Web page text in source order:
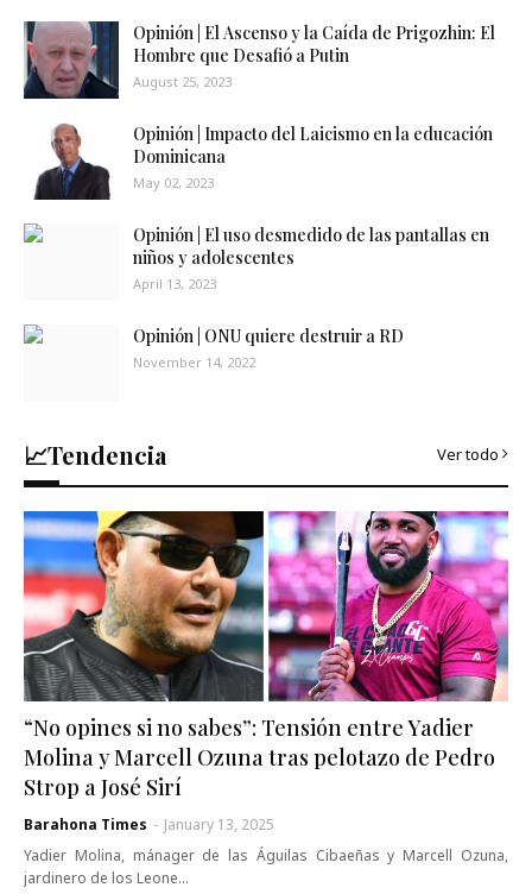
Opinión | El Ascenso y la Caída de Prigozhin: El
Hombre que Desafió a Putin
August 25, 2023
Opinión | Impacto del Laicismo en la educación
Dominicana
May 02, 2023
Opinión | El uso desmedido de las pantallas en
niños y adolescentes
April 13, 2023
Opinión | ONU quiere destruir a RD
November 14, 2022
📈Tendencia Ver todo
“No opines si no sabes”: Tensión entre Yadier
Molina y Marcell Ozuna tras pelotazo de Pedro
Strop a José Sirí
Barahona Times - January 13, 2025
Yadier Molina, mánager de las Águilas Cibaeñas y Marcell Ozuna,
jardinero de los Leone…